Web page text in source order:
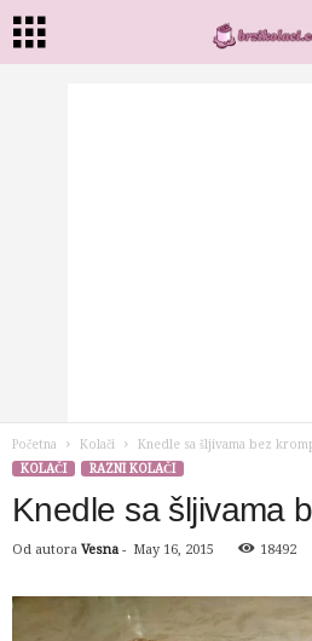
Početna Kolači
Knedle sa šljivama bez
KOLAČI
RAZNI KOLAČI
Knedle sa šljivama
Od autora Vesna - May 16, 2015 18492